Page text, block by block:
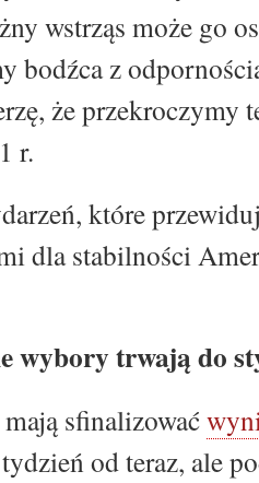
wstrząs może go
bodźca z
że przekroczymy
r.
które
dla stabilności
wybory trwają do
sfinalizować
od teraz, ale